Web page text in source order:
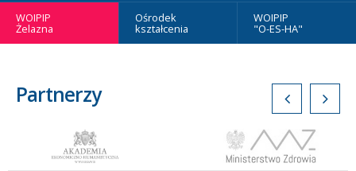
WOIPIP
Żelazna
Ośrodek
kształcenia
WOIPIP
"O-ES-HA"
Partnerzy